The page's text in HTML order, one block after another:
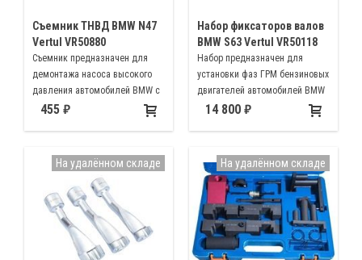
Съемник ТНВД BMW N47
Vertul VR50880
Съемник предназначен для
демонтажа насоса высокого
давления автомобилей BMW с
модификацией моторов N47,
455
Набор фиксаторов валов
BMW S63 Vertul VR50118
Набор предназначен для
установки фаз ГРМ бензиновых
двигателей автомобилей BMW
N63, S63
14 800
На удалённом складе На удалённом складе